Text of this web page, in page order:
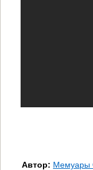
Автор: Мемуары